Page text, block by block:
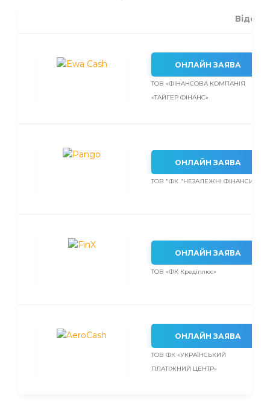
ОНЛАЙН ЗАЯВА
ТОВ «ФІНАНСОВА КОМПАНІЯ
«ТАЙГЕР ФІНАНС»
ОНЛАЙН ЗАЯВА
ТОВ "ФК "НЕЗАЛЕЖНІ ФІНАНСИ"
ОНЛАЙН ЗАЯВА
ТОВ «ФК Кредіплюс»
ОНЛАЙН ЗАЯВА
ТОВ ФК «УКРАЇНСЬКИЙ
ПЛАТІЖНИЙ ЦЕНТР»